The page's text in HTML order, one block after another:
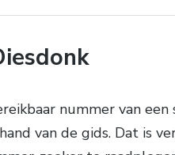
nummer van
van de gids. Dat is